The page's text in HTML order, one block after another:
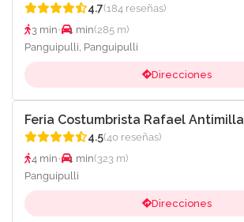
4.7(184 reseñas)
3 min• 1 min(285 m)
Panguipulli, Panguipulli
Direcciones
Feria Costumbrista Rafael Antimilla
4.5(40 reseñas)
4 min• 1 min(323 m)
Panguipulli
Direcciones